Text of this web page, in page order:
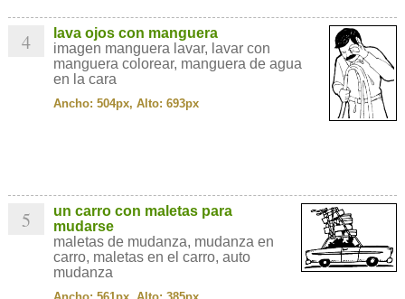
4
lava ojos con manguera
imagen manguera lavar, lavar con
manguera colorear, manguera de agua
en la cara
Ancho: 504px, Alto: 693px
5
un carro con maletas para
mudarse
maletas de mudanza, mudanza en
carro, maletas en el carro, auto
mudanza